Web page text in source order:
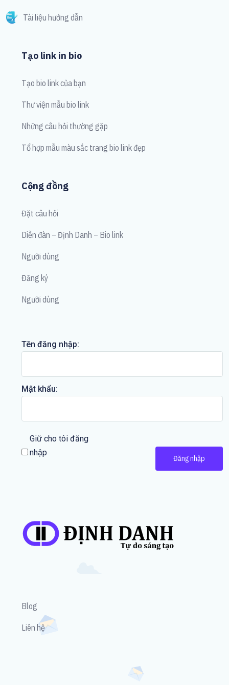
Tài liệu hướng dẫn
Tạo link in bio
Tạo bio link của bạn
Thư viện mẫu bio link
Những câu hỏi thường gặp
Tổ hợp mẫu màu sắc trang bio link đẹp
Cộng đồng
Đặt câu hỏi
Diễn đàn – Định Danh – Bio link
Người dùng
Đăng ký
Người dùng
Tên đăng nhập:
Mật khẩu:
Giữ cho tôi đăng
nhập
Đăng nhập
Blog
Liên hệ